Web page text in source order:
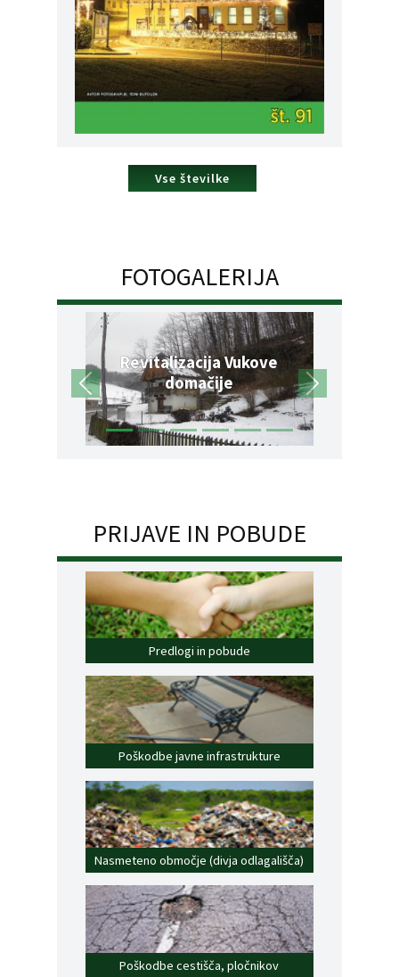
Vse številke
FOTOGALERIJA
Revitalizacija Vukove
domačije
PRIJAVE IN POBUDE
Predlogi in pobude
Poškodbe javne infrastrukture
Nasmeteno območje (divja odlagališča)
Poškodbe cestišča, pločnikov